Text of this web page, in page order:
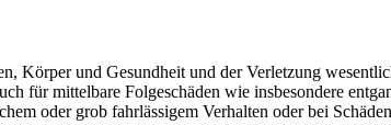
Körper und Gesundheit und der Verletzung
für mittelbare Folgeschäden wie insbesondere
oder grob fahrlässigem Verhalten oder bei